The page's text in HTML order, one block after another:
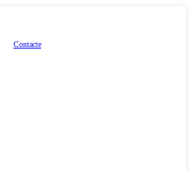
Contacte